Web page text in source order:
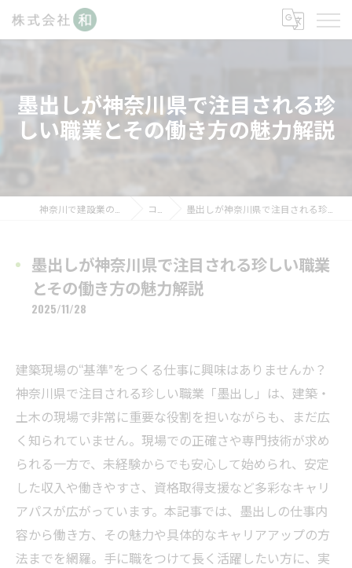
墨出しが神奈川県で注目される珍
しい職業とその働き方の魅力解説
コラム 墨出しが神奈川県で注目される珍しい職業とその働き方の魅力解説
墨出しが神奈川県で注目される珍しい職業
とその働き方の魅力解説
2025/11/28
建築現場の“基準”をつくる仕事に興味はありませんか？
神奈川県で注目される珍しい職業「墨出し」は、建築・
土木の現場で非常に重要な役割を担いながらも、まだ広
く知られていません。現場での正確さや専門技術が求め
られる一方で、未経験からでも安心して始められ、安定
した収入や働きやすさ、資格取得支援など多彩なキャリ
アパスが広がっています。本記事では、墨出しの仕事内
容から働き方、その魅力や具体的なキャリアアップの方
法までを網羅。手に職をつけて長く活躍したい方に、実